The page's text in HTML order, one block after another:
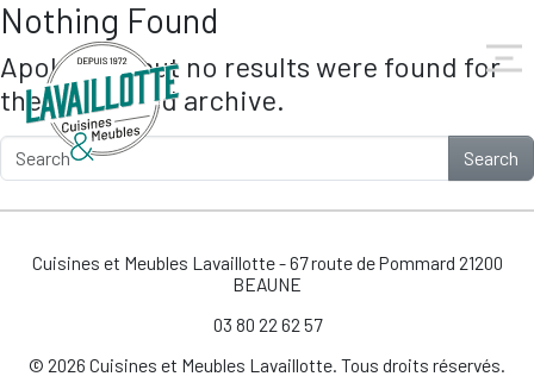
Skip to main content
Nothing Found
Apologies, but no results were found for
the requested archive.
Search
Cuisines et Meubles Lavaillotte - 67 route de Pommard 21200
BEAUNE
03 80 22 62 57
© 2026 Cuisines et Meubles Lavaillotte. Tous droits réservés.